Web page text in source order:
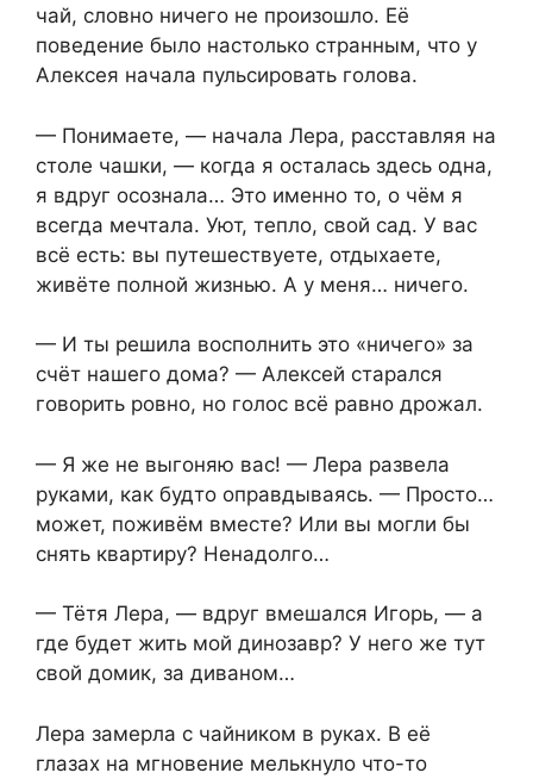
чай, словно ничего не произошло. Её
поведение было настолько странным, что у
Алексея начала пульсировать голова.
— Понимаете, — начала Лера, расставляя на
столе чашки, — когда я осталась здесь одна,
я вдруг осознала… Это именно то, о чём я
всегда мечтала. Уют, тепло, свой сад. У вас
всё есть: вы путешествуете, отдыхаете,
живёте полной жизнью. А у меня… ничего.
— И ты решила восполнить это «ничего» за
счёт нашего дома? — Алексей старался
говорить ровно, но голос всё равно дрожал.
— Я же не выгоняю вас! — Лера развела
руками, как будто оправдываясь. — Просто…
может, поживём вместе? Или вы могли бы
снять квартиру? Ненадолго…
— Тётя Лера, — вдруг вмешался Игорь, — а
где будет жить мой динозавр? У него же тут
свой домик, за диваном…
Лера замерла с чайником в руках. В её
глазах на мгновение мелькнуло что-то